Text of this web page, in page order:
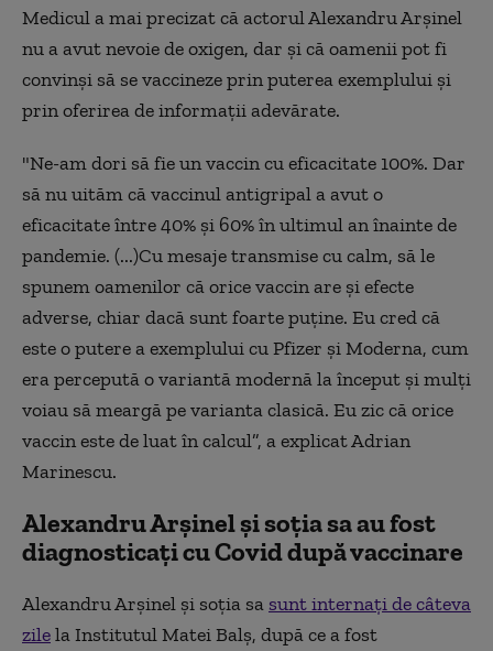
Medicul a mai precizat că actorul Alexandru Arșinel
nu a avut nevoie de oxigen, dar și că oamenii pot fi
convinși să se vaccineze prin puterea exemplului și
prin oferirea de informații adevărate.
"Ne-am dori să fie un vaccin cu eficacitate 100%. Dar
să nu uităm că vaccinul antigripal a avut o
eficacitate între 40% și 60% în ultimul an înainte de
pandemie. (...)Cu mesaje transmise cu calm, să le
spunem oamenilor că orice vaccin are și efecte
adverse, chiar dacă sunt foarte puține. Eu cred că
este o putere a exemplului cu Pfizer și Moderna, cum
era percepută o variantă modernă la început și mulți
voiau să meargă pe varianta clasică. Eu zic că orice
vaccin este de luat în calcul”, a explicat Adrian
Marinescu.
Alexandru Arşinel şi soţia sa au fost
diagnosticați cu Covid după vaccinare
Alexandru Arşinel şi soţia sa sunt internaţi de câteva
zilela Institutul Matei Balș, după ce a fost